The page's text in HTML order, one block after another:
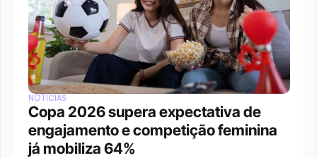
NOTÍCIAS
Copa 2026 supera expectativa de
engajamento e competição feminina
já mobiliza 64%